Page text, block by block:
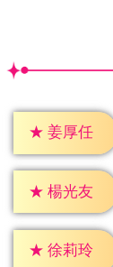
★ 姜厚任
★ 楊光友
★ 徐莉玲